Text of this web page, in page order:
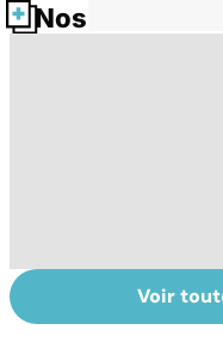
Nos fiches
Comment tenir
ses bonnes
Voir